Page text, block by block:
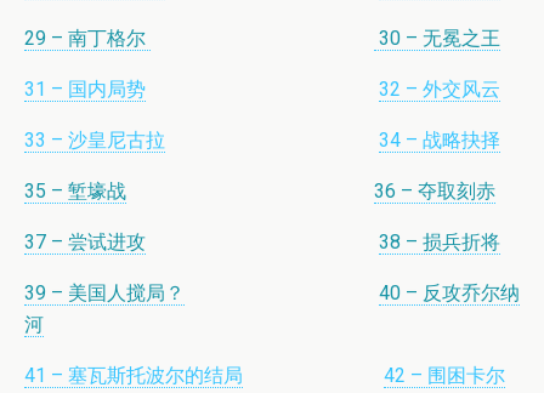
29 – 南丁格尔 30 – 无冕之王
31 – 国内局势 32 – 外交风云
33 – 沙皇尼古拉 34 – 战略抉择
35 – 堑壕战 36 – 夺取刻赤
37 – 尝试进攻 38 – 损兵折将
39 – 美国人搅局？
40 – 反攻乔尔纳
河
41 – 塞瓦斯托波尔的结局
42 – 围困卡尔